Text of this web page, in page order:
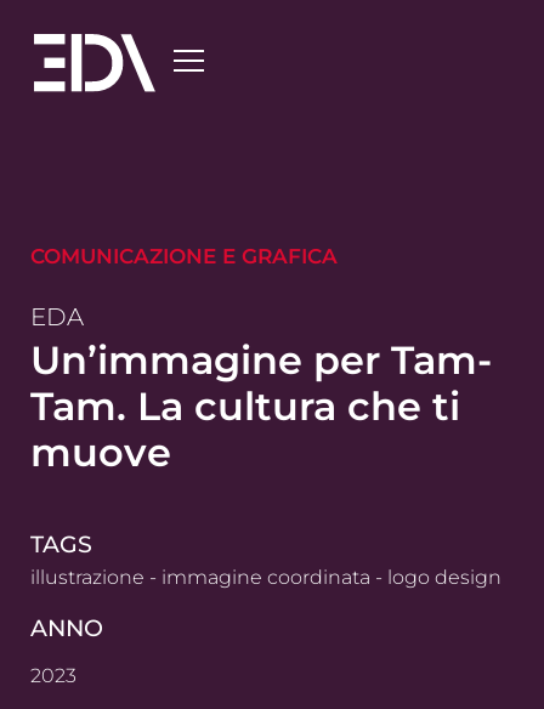
COMUNICAZIONE E GRAFICA
EDA
Un’immagine per Tam-
Tam. La cultura che ti
muove
TAGS
illustrazione - immagine coordinata - logo design
ANNO
2023